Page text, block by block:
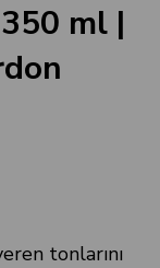
ml |
tonlarını